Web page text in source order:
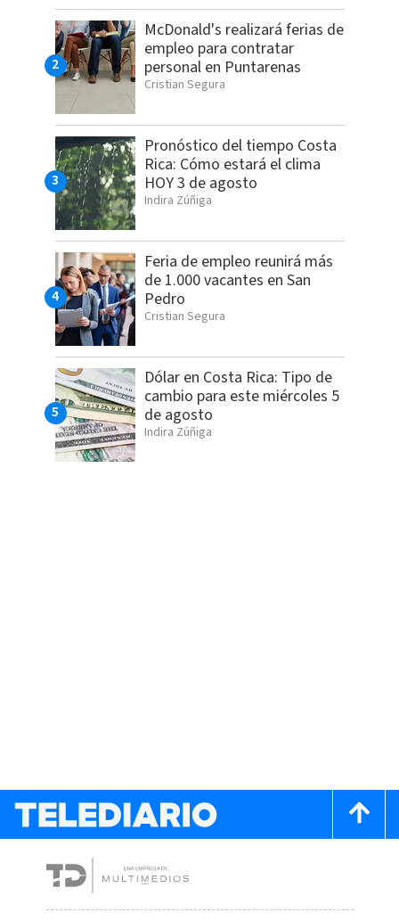
McDonald's realizará ferias de
empleo para contratar
personal en Puntarenas
Cristian Segura
Pronóstico del tiempo Costa
Rica: Cómo estará el clima
HOY 3 de agosto
Indira Zúñiga
Feria de empleo reunirá más
de 1.000 vacantes en San
Pedro
Cristian Segura
Dólar en Costa Rica: Tipo de
cambio para este miércoles 5
de agosto
Indira Zúñiga